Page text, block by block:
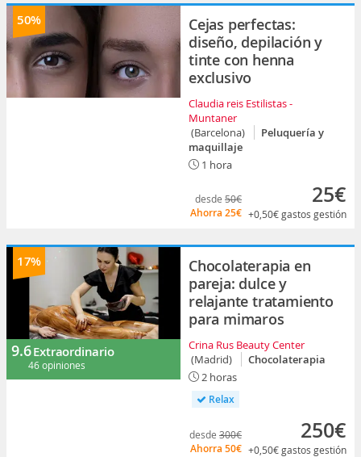
50%
Cejas perfectas:
diseño, depilación y
tinte con henna
exclusivo
Claudia reis Estilistas -
Muntaner
(Barcelona)
Peluquería y
maquillaje
1 hora
desde 50€
Ahorra 25€
25€
+0,50€gastos gestión
17%
9.6Extraordinario
46 opiniones
Chocolaterapia en
pareja: dulce y
relajante tratamiento
para mimaros
Crina Rus Beauty Center
(Madrid)
Chocolaterapia
2 horas
Relax
desde 300€
Ahorra 50€
250€
+0,50€gastos gestión